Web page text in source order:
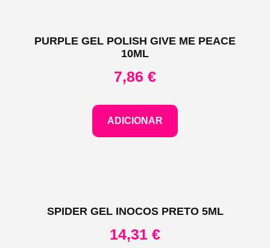
PURPLE GEL POLISH GIVE ME PEACE
10ML
7,86 €
ADICIONAR
SPIDER GEL INOCOS PRETO 5ML
14,31 €